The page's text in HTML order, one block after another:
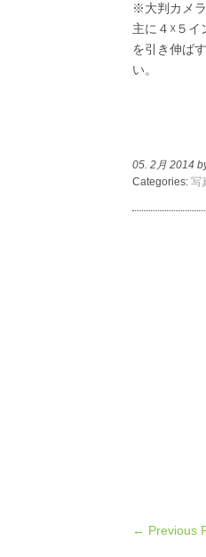
※大判カメラ
主に４☓５イ
を引き伸ば
い。
05. 2月 2014
Categories: 写
← Previous